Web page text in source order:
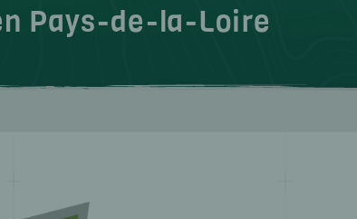
Pays-de-la-Loire